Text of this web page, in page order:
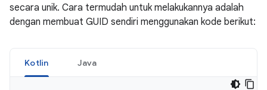
secara unik. Cara termudah untuk melakukannya adalah
dengan membuat GUID sendiri menggunakan kode berikut:
Kotlin Java